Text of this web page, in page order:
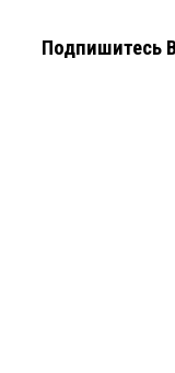
Подпишитесь